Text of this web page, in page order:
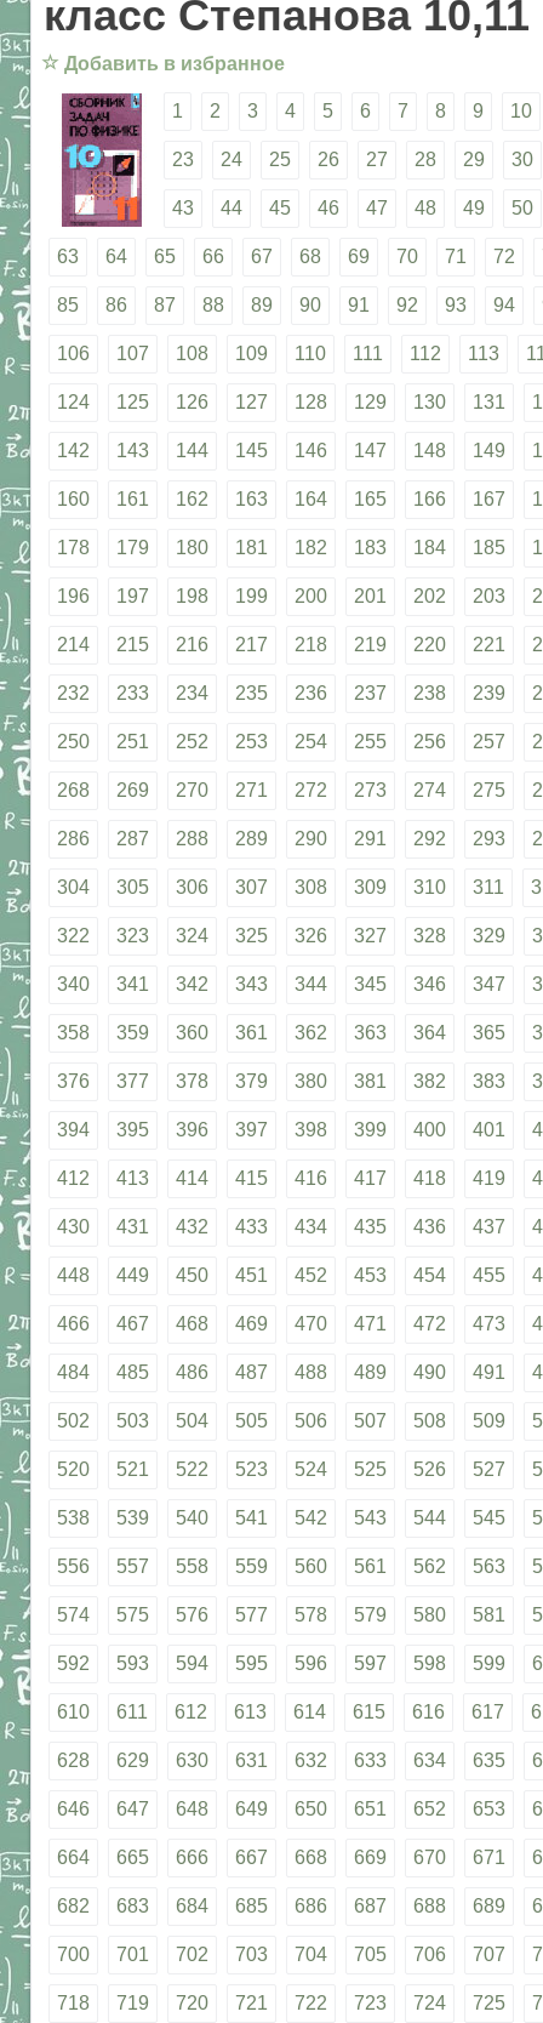
класс Степанова 10,11
☆ Добавить в избранное
1 2 3 4 5 6 7 8 9 10
23 24 25 26 27 28 29 30
43 44 45 46 47 48 49 50
63 64 65 66 67 68 69 70 71 72
85 86 87 88 89 90 91 92 93 94
106 107 108 109 110 111 112 113
124 125 126 127 128 129 130 131
142 143 144 145 146 147 148 149
160 161 162 163 164 165 166 167
178 179 180 181 182 183 184 185
196 197 198 199 200 201 202 203
214 215 216 217 218 219 220 221
232 233 234 235 236 237 238 239
250 251 252 253 254 255 256 257
268 269 270 271 272 273 274 275
286 287 288 289 290 291 292 293
304 305 306 307 308 309 310 311
322 323 324 325 326 327 328 329
340 341 342 343 344 345 346 347
358 359 360 361 362 363 364 365
376 377 378 379 380 381 382 383
394 395 396 397 398 399 400 401
412 413 414 415 416 417 418 419
430 431 432 433 434 435 436 437
448 449 450 451 452 453 454 455
466 467 468 469 470 471 472 473
484 485 486 487 488 489 490 491
502 503 504 505 506 507 508 509
520 521 522 523 524 525 526 527
538 539 540 541 542 543 544 545
556 557 558 559 560 561 562 563
574 575 576 577 578 579 580 581
592 593 594 595 596 597 598 599
610 611 612 613 614 615 616 617
628 629 630 631 632 633 634 635
646 647 648 649 650 651 652 653
664 665 666 667 668 669 670 671
682 683 684 685 686 687 688 689
700 701 702 703 704 705 706 707
718 719 720 721 722 723 724 725